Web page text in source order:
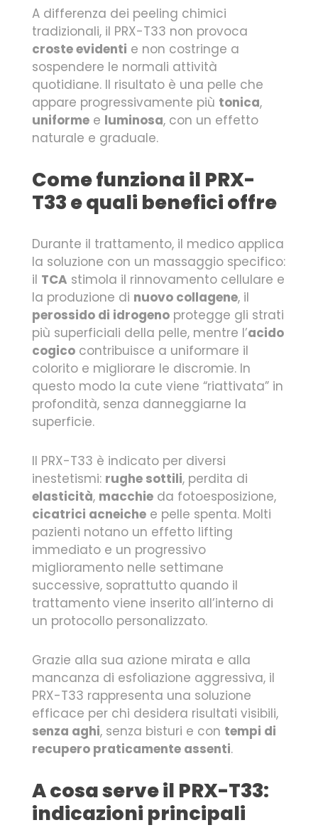
A differenza dei peeling chimici
tradizionali, il PRX-T33 non provoca
croste evidenti e non costringe a
sospendere le normali attività
quotidiane. Il risultato è una pelle che
appare progressivamente più tonica,
uniforme e luminosa, con un effetto
naturale e graduale.
Come funziona il PRX-
T33 e quali benefici offre
Durante il trattamento, il medico applica
la soluzione con un massaggio specifico:
il TCA stimola il rinnovamento cellulare e
la produzione di nuovo collagene, il
perossido di idrogeno protegge gli strati
più superficiali della pelle, mentre l’acido
cogico contribuisce a uniformare il
colorito e migliorare le discromie. In
questo modo la cute viene “riattivata” in
profondità, senza danneggiarne la
superficie.
Il PRX-T33 è indicato per diversi
inestetismi: rughe sottili, perdita di
elasticità, macchie da fotoesposizione,
cicatrici acneiche e pelle spenta. Molti
pazienti notano un effetto lifting
immediato e un progressivo
miglioramento nelle settimane
successive, soprattutto quando il
trattamento viene inserito all’interno di
un protocollo personalizzato.
Grazie alla sua azione mirata e alla
mancanza di esfoliazione aggressiva, il
PRX-T33 rappresenta una soluzione
efficace per chi desidera risultati visibili,
senza aghi, senza bisturi e con tempi di
recupero praticamente assenti.
A cosa serve il PRX-T33:
indicazioni principali